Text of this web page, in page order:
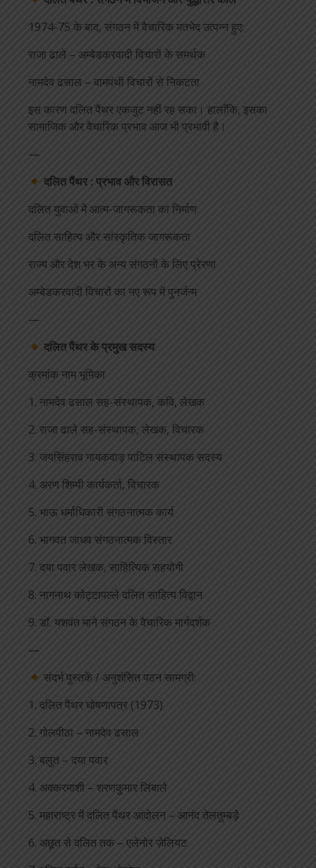
1974-75 के बाद, संगठन में वैचारिक मतभेद उत्पन्न हुए:
राजा ढाले – अम्बेडकरवादी विचारों के समर्थक
नामदेव ढसाल – वामपंथी विचारों से निकटता
इस कारण दलित पैंथर एकजुट नहीं रह सका। हालाँकि, इसका
सामाजिक और वैचारिक प्रभाव आज भी प्रभावी है।
—
दलित पैंथर : प्रभाव और विरासत
दलित युवाओं में आत्म-जागरूकता का निर्माण
दलित साहित्य और सांस्कृतिक जागरूकता
राज्य और देश भर के अन्य संगठनों के लिए प्रेरणा
अम्बेडकरवादी विचारों का नए रूप में पुनर्जन्म
—
दलित पैंथर के प्रमुख सदस्य
क्रमांक नाम भूमिका
1. नामदेव ढसाल सह-संस्थापक, कवि, लेखक
2. राजा ढाले सह-संस्थापक, लेखक, विचारक
3. जयसिंहराव गायकवाड़ पाटिल संस्थापक सदस्य
4. अरण शिम्पी कार्यकर्ता, विचारक
5. भाऊ धर्माधिकारी संगठनात्मक कार्य
6. भागवत जाधव संगठनात्मक विस्तार
7. दया पवार लेखक, साहित्यिक सहयोगी
8. नागनाथ कोट्टापल्ले दलित साहित्य विद्वान
9. डॉ. यशवंत माने संगठन के वैचारिक मार्गदर्शक
—
संदर्भ पुस्तकें / अनुशंसित पठन सामग्री:
1. दलित पैंथर घोषणापत्र (1973)
2. गोलपीठा – नामदेव ढसाल
3. बलुत – दया पवार
4. अक्करमाशी – शरणकुमार लिंबाले
5. महाराष्ट्र में दलित पैंथर आंदोलन – आनंद तेलतुम्बड़े
6. अछूत से दलित तक – एलेनोर ज़ेलियट